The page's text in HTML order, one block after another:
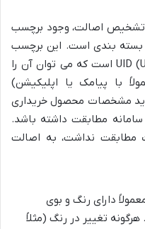
تشخیص اصالت، وجود برچسب
بسته بندی است. این برچسب
دارای یک کد UID (Unique Identifier) است که می توان آن را
با پیامک یا اپلیکیشن)
مشخصات محصول خریداری
مطابقت داشته باشد.
مطابقت نداشت، به اصالت
دارای رنگ و بوی
تغییر در رنگ (مثلاً